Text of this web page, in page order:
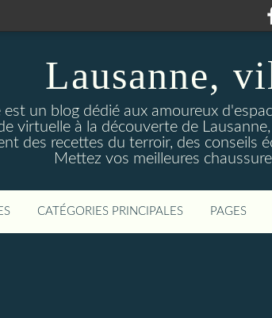
Lausanne,
est un blog dédié aux amoureux
virtuelle à la découverte de
des recettes du terroir, des conseils
Mettez vos meilleures
CATÉGORIES PRINCIPALES PAGES